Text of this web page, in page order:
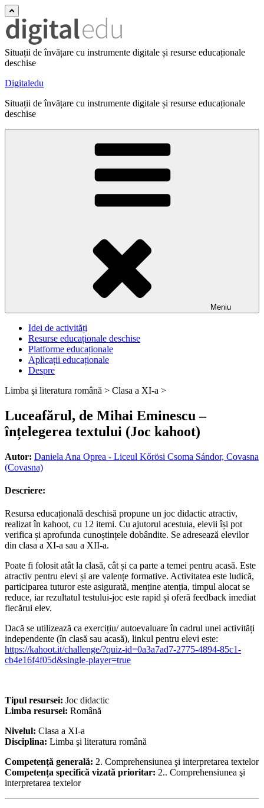
Situații de învățare cu instrumente digitale și resurse educaționale
deschise
Digitaledu
Situații de învățare cu instrumente digitale și resurse educaționale
deschise
Meniu
Idei de activități
Resurse educaționale deschise
Platforme educaționale
Aplicații educaționale
Despre
Limba şi literatura română > Clasa a XI-a >
Luceafărul, de Mihai Eminescu –
înțelegerea textului (Joc kahoot)
Autor: Daniela Ana Oprea - Liceul Kőrösi Csoma Sándor, Covasna
(Covasna)
Descriere:
Resursa educațională deschisă propune un joc didactic atractiv,
realizat în kahoot, cu 12 itemi. Cu ajutorul acestuia, elevii își pot
verifica și aprofunda cunoștințele dobândite. Se adresează elevilor
din clasa a XI-a sau a XII-a.
Poate fi folosit atât la clasă, cât și ca parte a temei pentru acasă. Este
atractiv pentru elevi și are valențe formative. Activitatea este ludică,
participarea tuturor este asigurată, menține atenția, timpul alocat se
reduce, iar rezultatul testului-joc este rapid și oferă feedback imediat
fiecărui elev.
Dacă se utilizează ca exercițiu/ autoevaluare în cadrul unei activități
independente (în clasă sau acasă), linkul pentru elevi este:
https://kahoot.it/challenge/?quiz-id=0a3a7ad7-2775-4894-85c1-
cb4e16f4f05d&single-player=true
Tipul resursei: Joc didactic
Limba resursei: Română
Nivelul: Clasa a XI-a
Disciplina: Limba şi literatura română
Competență generală: 2. Comprehensiunea şi interpretarea textelor
Competența specifică vizată prioritar: 2.. Comprehensiunea şi
interpretarea textelor